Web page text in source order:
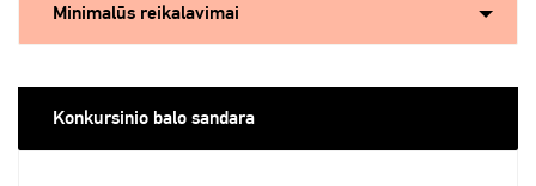
Minimalūs reikalavimai
Konkursinio balo sandara